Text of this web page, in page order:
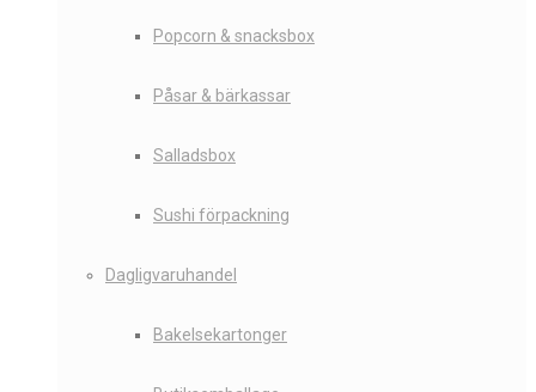
Popcorn & snacksbox
Påsar & bärkassar
Salladsbox
Sushi förpackning
Dagligvaruhandel
Bakelsekartonger